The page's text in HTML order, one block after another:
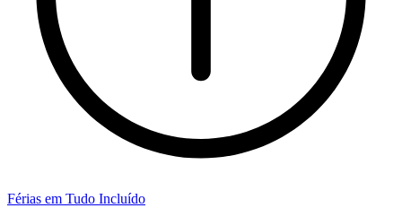
Férias em Tudo Incluído